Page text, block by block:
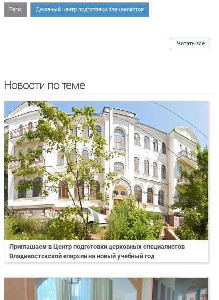
Теги: Духовный центр подготовки специалистов
Читать все
Новости по теме
Приглашаем в Центр подготовки церковных специалистов
Владивостокской епархии на новый учебный год